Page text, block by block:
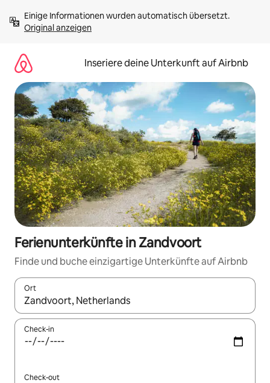
Inhalten
springenOriginal anzeigen
Inseriere deine Unterkunft auf Airbnb
Ferienunterkünfte in Zandvoort
Finde und buche einzigartige Unterkünfte auf Airbnb
Ort
Wenn Ergebnisse verfügbar sind, navigiere mit den
Check-in
Check-out